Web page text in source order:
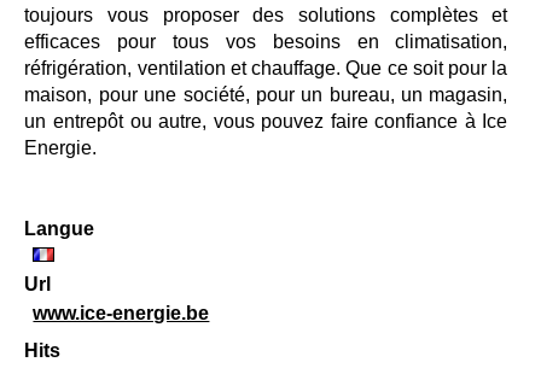
toujours vous proposer des solutions complètes et
efficaces pour tous vos besoins en climatisation,
réfrigération, ventilation et chauffage. Que ce soit pour la
maison, pour une société, pour un bureau, un magasin,
un entrepôt ou autre, vous pouvez faire confiance à Ice
Energie.
Langue
Url
www.ice-energie.be
Hits